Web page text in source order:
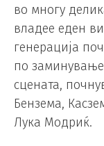
во многу
владее еден
генерација
по
сцената,
Бензема,
Лука Модриќ.